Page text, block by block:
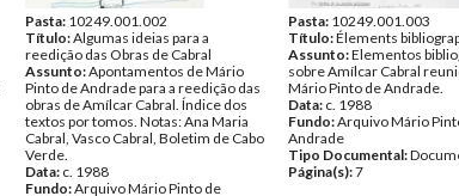
Pasta: 10249.001.002
Título:Algumas ideias para a
reedição das Obras de Cabral
Assunto:Apontamentos de Mário
Pinto de Andrade para a reedição das
obras de Amílcar Cabral. Índice dos
textos por tomos. Notas: Ana Maria
Cabral, Vasco Cabral, Boletim de Cabo
Verde.
Data: c. 1988
Fundo:Arquivo Mário Pinto de
Pasta: 10249.001.003
Título:Élements
Assunto:Elementos
sobre Amílcar Cabral
Mário Pinto de Andrade.
Data: c. 1988
Fundo:Arquivo Mário
Andrade
Tipo Documental:
Página(s):7